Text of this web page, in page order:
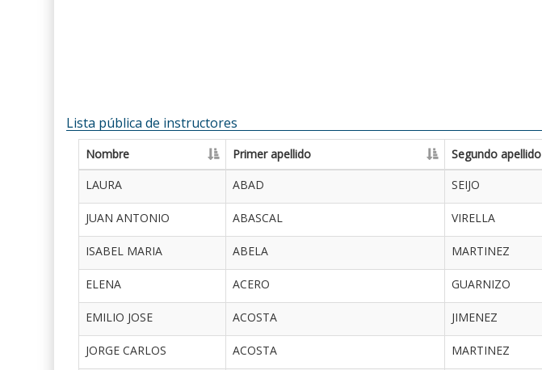
Lista pública de instructores
Nombre Primer apellido Segundo apellido
LAURA
ABAD SEIJO
JUAN ANTONIO ABASCAL VIRELLA
ISABEL MARIA ABELA MARTINEZ
ELENA ACERO GUARNIZO
EMILIO JOSE ACOSTA JIMENEZ
JORGE CARLOS ACOSTA MARTINEZ